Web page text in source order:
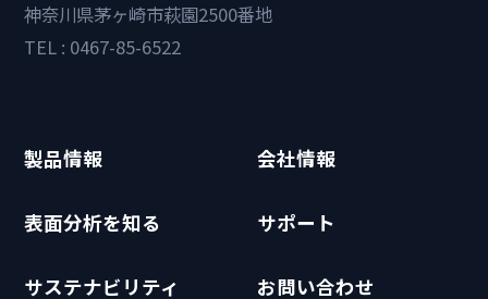
神奈川県茅ヶ崎市萩園2500番地
TEL : 0467-85-6522
製品情報 会社情報
表面分析を知る サポート
サステナビリティ お問い合わせ